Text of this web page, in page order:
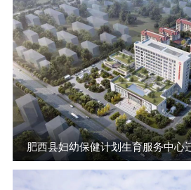
肥西县妇幼保健计划生育服务中心